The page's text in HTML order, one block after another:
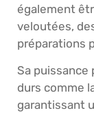
également
veloutées,
préparations
Sa puissance
durs comme
garantissant